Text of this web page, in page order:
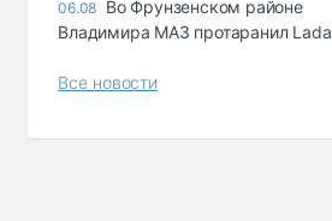
06.08 Во Фрунзенском районе
Владимира МАЗ протаранил Lada
Все новости